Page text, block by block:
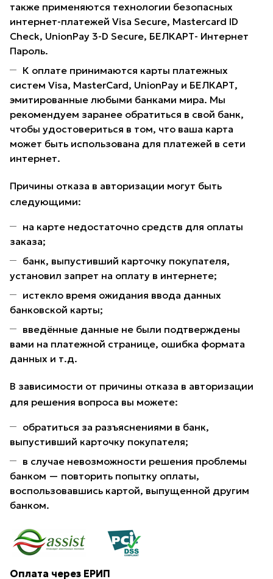
также применяются технологии безопасных
интернет-платежей Visa Secure, Mastercard ID
Check, UnionPay 3-D Secure, БЕЛКАРТ- Интернет
Пароль.
К оплате принимаются карты платежных
систем Visa, MasterCard, UnionPay и БЕЛКАРТ,
эмитированные любыми банками мира. Мы
рекомендуем заранее обратиться в свой банк,
чтобы удостовериться в том, что ваша карта
может быть использована для платежей в сети
интернет.
Причины отказа в авторизации могут быть
следующими:
на карте недостаточно средств для оплаты
заказа;
банк, выпустивший карточку покупателя,
установил запрет на оплату в интернете;
истекло время ожидания ввода данных
банковской карты;
введённые данные не были подтверждены
вами на платежной странице, ошибка формата
данных и т.д.
В зависимости от причины отказа в авторизации
для решения вопроса вы можете:
обратиться за разъяснениями в банк,
выпустивший карточку покупателя;
в случае невозможности решения проблемы
банком — повторить попытку оплаты,
воспользовавшись картой, выпущенной другим
банком.
Оплата через ЕРИП